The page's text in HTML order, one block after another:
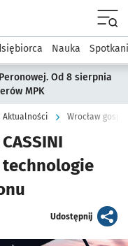
Strategia
Nauka
Od 8 sierpnia
MPK
Aktualności Wrocław
technologie
Udostępnijartykuł